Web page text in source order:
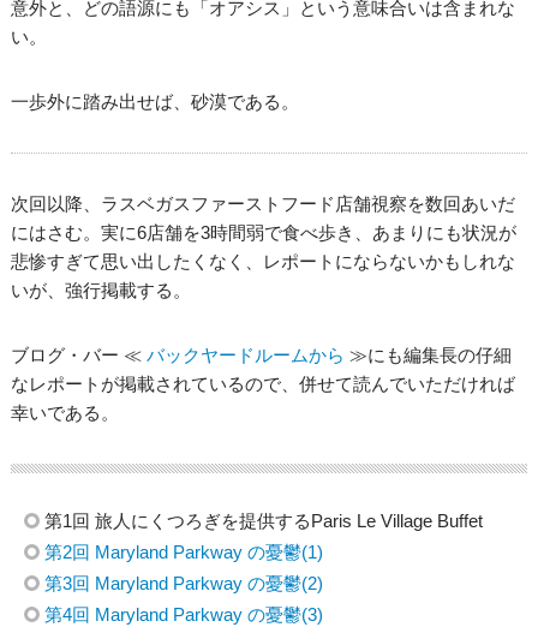
意外と、どの語源にも「オアシス」という意味合いは含まれな
い。
一歩外に踏み出せば、砂漠である。
次回以降、ラスベガスファーストフード店舗視察を数回あいだ
にはさむ。実に6店舗を3時間弱で食べ歩き、あまりにも状況が
悲惨すぎて思い出したくなく、レポートにならないかもしれな
いが、強行掲載する。
ブログ・バー ≪ バックヤードルームから ≫にも編集長の仔細
なレポートが掲載されているので、併せて読んでいただければ
幸いである。
第1回 旅人にくつろぎを提供するParis Le Village Buffet
第2回 Maryland Parkway の憂鬱(1)
第3回 Maryland Parkway の憂鬱(2)
第4回 Maryland Parkway の憂鬱(3)